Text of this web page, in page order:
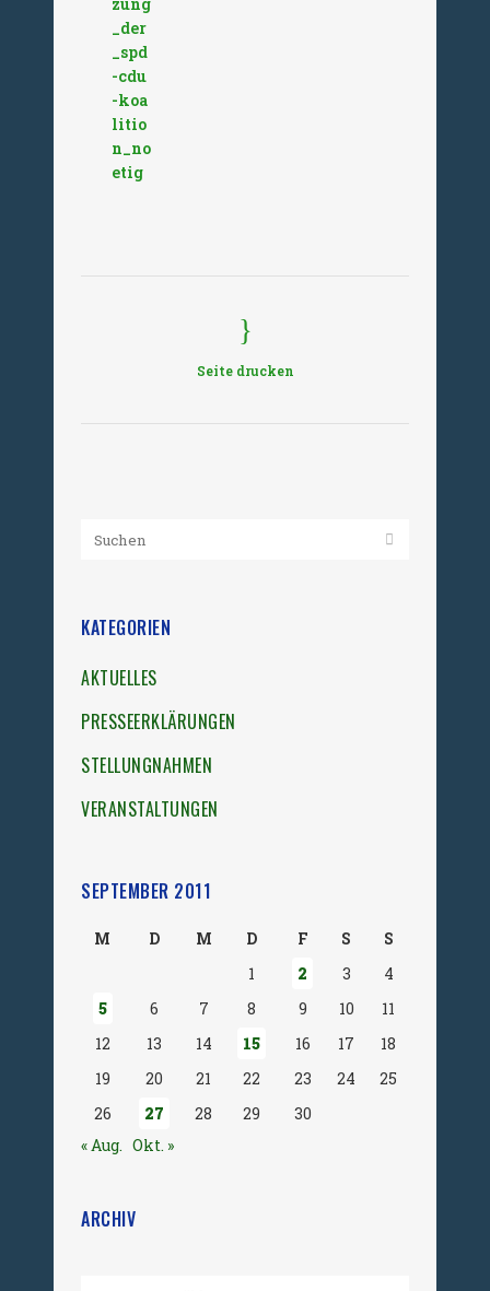
_der
_spd
-cdu
-koa
litio
n_no
etig
Seite drucken
KATEGORIEN
AKTUELLES
PRESSEERKLÄRUNGEN
STELLUNGNAHMEN
VERANSTALTUNGEN
SEPTEMBER 2011
M D M D F S
S
1
2 3
4
5
6 7 8 9 10
11
12
13 14 15 16 17
18
19
20 21 22 23 24
25
26
27 28 29
30
« Aug. Okt. »
ARCHIV